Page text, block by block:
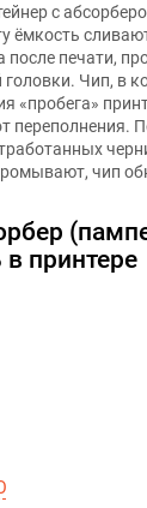
с
ёмкость
печати,
Чип, в
«пробега»
переполнения.
чип
в принтере